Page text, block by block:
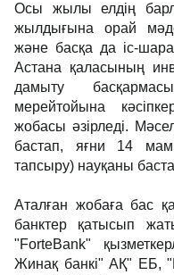
Осы жылы елдің
жылдығына орай
және басқа да іс-
Астана қаласының
дамыту
мерейтойына
жобасы әзірледі.
бастап, яғни 14
тапсыру) науқаны
Аталған жобаға бас
банктер қатысып
"ForteBank"
Жинақ банкі" АҚ" ЕБ,